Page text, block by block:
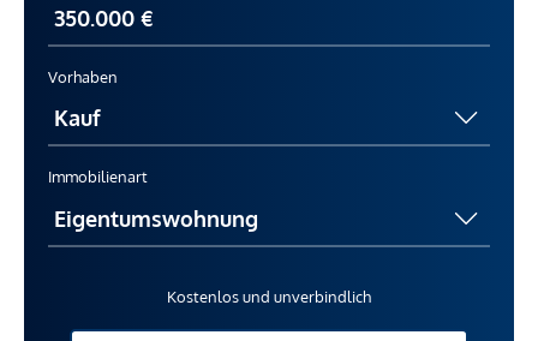
Vorhaben
Immobilienart
Kostenlos und unverbindlich